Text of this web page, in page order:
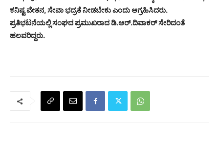
ಕನಿಷ್ಟ ವೇತನ, ಸೇವಾ ಭದ್ರತೆ ನೀಡಬೇಕು ಎಂದು ಆಗ್ರಹಿಸಿದರು.
ಪ್ರತಿಭಟನೆಯಲ್ಲಿ ಸಂಘದ ಪ್ರಮುಖರಾದ ಡಿ.ಆರ್.ದಿವಾಕರ್ ಸೇರಿದಂತೆ
ಹಲವರಿದ್ದರು.